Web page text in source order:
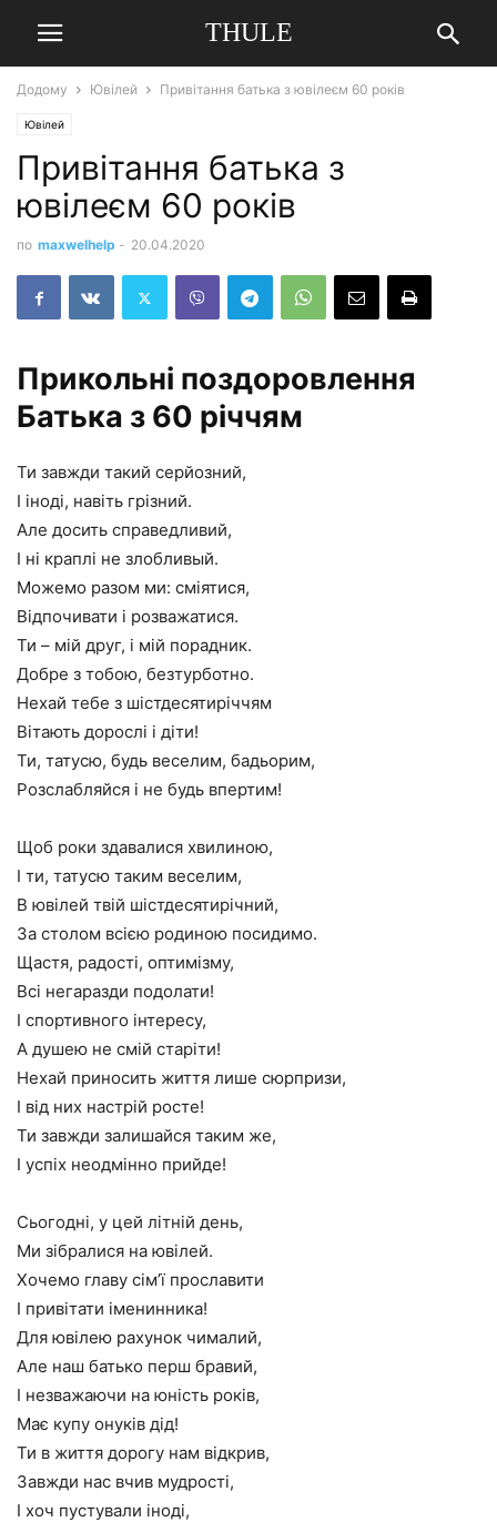
THULE
Додому Ювілей Привітання батька з ювілеєм 60 років
Ювілей
Привітання батька з
ювілеєм 60 років
по maxwelhelp - 20.04.2020
Прикольні поздоровлення
Батька з 60 річчям
Ти завжди такий серйозний,
І іноді, навіть грізний.
Але досить справедливий,
І ні краплі не злобливый.
Можемо разом ми: сміятися,
Відпочивати і розважатися.
Ти – мій друг, і мій порадник.
Добре з тобою, безтурботно.
Нехай тебе з шістдесятиріччям
Вітають дорослі і діти!
Ти, татусю, будь веселим, бадьорим,
Розслабляйся і не будь впертим!
Щоб роки здавалися хвилиною,
І ти, татусю таким веселим,
В ювілей твій шістдесятирічний,
За столом всією родиною посидимо.
Щастя, радості, оптимізму,
Всі негаразди подолати!
І спортивного інтересу,
А душею не смій старіти!
Нехай приносить життя лише сюрпризи,
І від них настрій росте!
Ти завжди залишайся таким же,
І успіх неодмінно прийде!
Сьогодні, у цей літній день,
Ми зібралися на ювілей.
Хочемо главу сім’ї прославити
І привітати іменинника!
Для ювілею рахунок чималий,
Але наш батько перш бравий,
І незважаючи на юність років,
Має купу онуків дід!
Ти в життя дорогу нам відкрив,
Завжди нас вчив мудрості,
І хоч пустували іноді,